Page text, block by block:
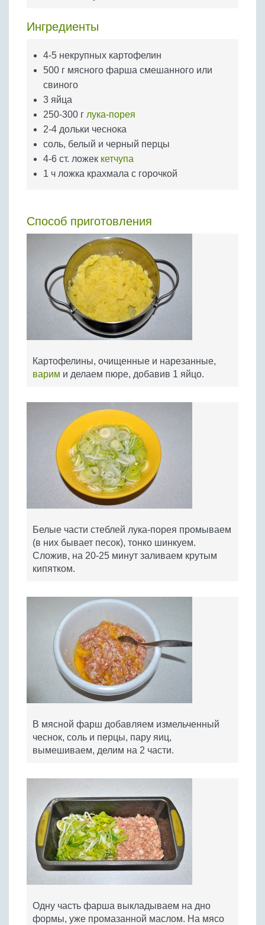
Яйца
Ингредиенты
4-5 некрупных картофелин
500 г мясного фарша смешанного или
свиного
3 яйца
250-300 г лука-порея
2-4 дольки чеснока
соль, белый и черный перцы
4-6 ст. ложек кетчупа
1 ч ложка крахмала с горочкой
Способ приготовления
Картофелины, очищенные и нарезанные,
варим и делаем пюре, добавив 1 яйцо.
Белые части стеблей лука-порея промываем
(в них бывает песок), тонко шинкуем.
Сложив, на 20-25 минут заливаем крутым
кипятком.
В мясной фарш добавляем измельченный
чеснок, соль и перцы, пару яиц,
вымешиваем, делим на 2 части.
Одну часть фарша выкладываем на дно
формы, уже промазанной маслом. На мясо